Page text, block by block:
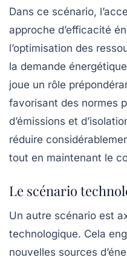
Dans ce scénario,
approche d’efficacité
l’optimisation des
la demande
joue un rôle
favorisant des normes
d’émissions et
réduire
tout en maintenant le
Le scénario
Un autre scénario est
technologique. Cela
nouvelles sources